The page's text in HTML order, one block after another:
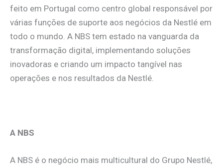
feito em Portugal como centro global responsável por
várias funções de suporte aos negócios da Nestlé em
todo o mundo. A NBS tem estado na vanguarda da
transformação digital, implementando soluções
inovadoras e criando um impacto tangível nas
operações e nos resultados da Nestlé.
A NBS
A NBS é o negócio mais multicultural do Grupo Nestlé,